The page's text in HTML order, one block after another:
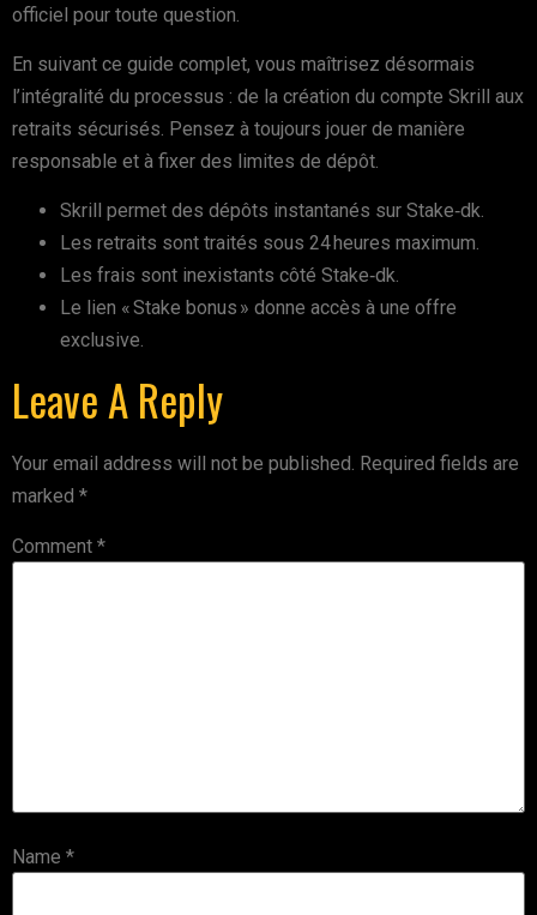
officiel pour toute question.
En suivant ce guide complet, vous maîtrisez désormais
l’intégralité du processus : de la création du compte Skrill aux
retraits sécurisés. Pensez à toujours jouer de manière
responsable et à fixer des limites de dépôt.
Skrill permet des dépôts instantanés sur Stake‑dk.
Les retraits sont traités sous 24 heures maximum.
Les frais sont inexistants côté Stake‑dk.
Le lien « Stake bonus » donne accès à une offre
exclusive.
Leave A Reply
Your email address will not be published. Required fields are
marked *
Comment *
Name *